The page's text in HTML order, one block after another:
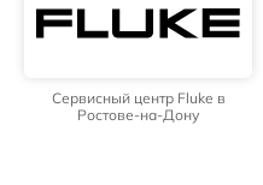
Сервисный центр Fluke в
Ростове-на-Дону